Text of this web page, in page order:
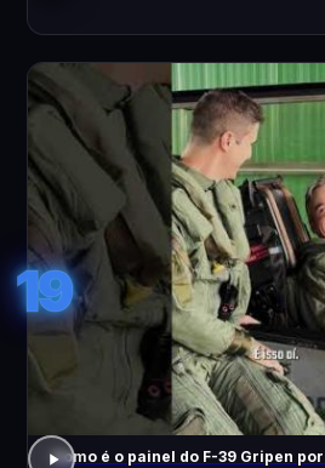
19
Como é o painel do F-39 Gripen